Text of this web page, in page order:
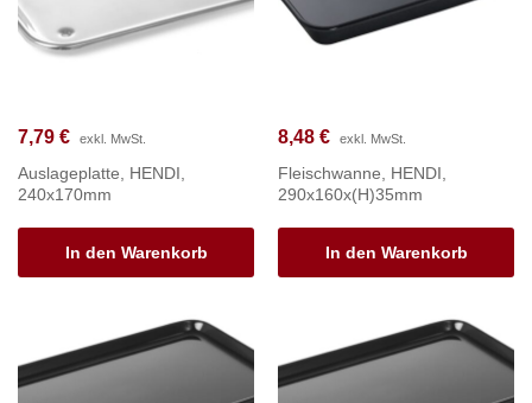
7,79 € exkl. MwSt.
Auslageplatte, HENDI,
240x170mm
In den Warenkorb
8,48 € exkl. MwSt.
Fleischwanne, HENDI,
290x160x(H)35mm
In den Warenkorb